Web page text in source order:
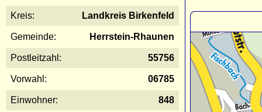
Kreis: Landkreis Birkenfeld
Gemeinde: Herrstein-Rhaunen
Postleitzahl: 55756
Vorwahl: 06785
Einwohner: 848